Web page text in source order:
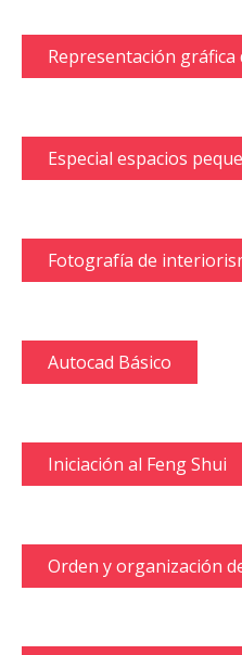
Representación gráfica
Especial espacios
Fotografía de
Autocad Básico
Iniciación al Feng Shui
Orden y organización